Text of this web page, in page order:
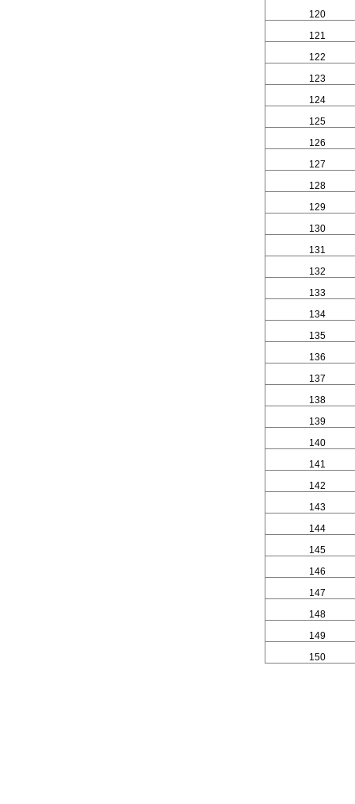
120
121
122
123
124
125
126
127
128
129
130
131
132
133
134
135
136
137
138
139
140
141
142
143
144
145
146
147
148
149
150